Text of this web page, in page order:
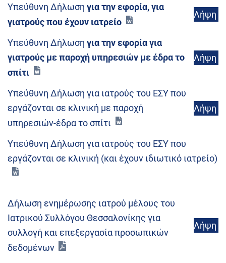
Υπεύθυνη Δήλωση για την εφορία, για
γιατρούς που έχουν ιατρείο
Λήψη
Υπεύθυνη Δήλωση για την εφορία για
γιατρούς με παροχή υπηρεσιών με έδρα το
σπίτι
Λήψη
Υπεύθυνη Δήλωση για ιατρούς του ΕΣΥ που
εργάζονται σε κλινική με παροχή
υπηρεσιών-έδρα το σπίτι
Λήψη
Υπεύθυνη Δήλωση για ιατρούς του ΕΣΥ που
εργάζονται σε κλινική (και έχουν ιδιωτικό ιατρείο)
Δήλωση ενημέρωσης ιατρού μέλους του
Ιατρικού Συλλόγου Θεσσαλονίκης για
συλλογή και επεξεργασία προσωπικών
δεδομένων
Λήψη